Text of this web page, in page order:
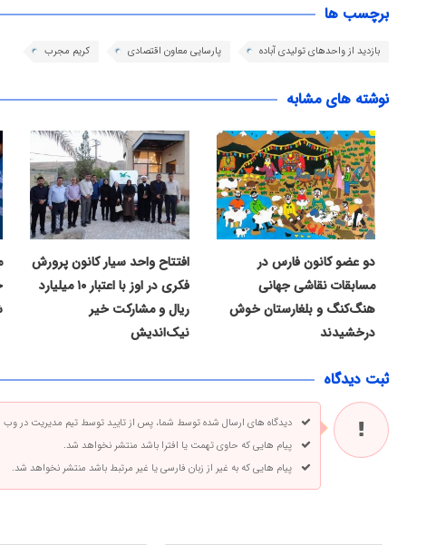
برچسب ها
بازدید از واحدهای تولیدی آباده پارسایی معاون اقتصادی کریم مجرب
نوشته های مشابه
دو عضو کانون فارس در
مسابقات نقاشی جهانی
هنگ‌کنگ و بلغارستان خوش
درخشیدند
افتتاح واحد سیار کانون پرورش
فکری در اوز با اعتبار ۱۰ میلیارد
ریال و مشارکت خیر
نیک‌اندیش
ثبت دیدگاه
دیدگاه های ارسال شده توسط شما، پس از تایید توسط تیم مدیریت در
پیام هایی که حاوی تهمت یا افترا باشد منتشر نخواهد شد.
پیام هایی که به غیر از زبان فارسی یا غیر مرتبط باشد منتشر نخواهد شد.